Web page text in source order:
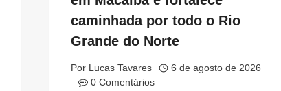
caminhada por todo o Rio
Grande do Norte
Por Lucas Tavares
6 de agosto de 2026
0 Comentários